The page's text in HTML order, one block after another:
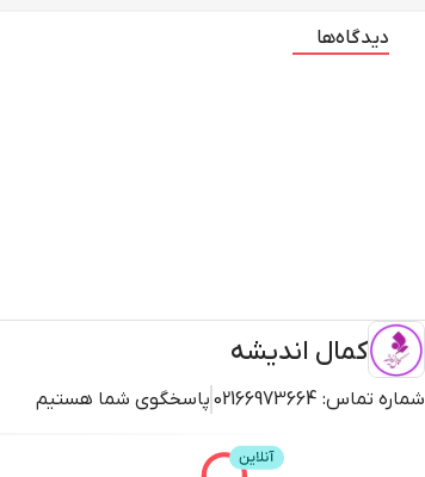
دیدگاه‌ها
کمال اندیشه
شماره تماس: 02166973664 پاسخگوی شما هستیم